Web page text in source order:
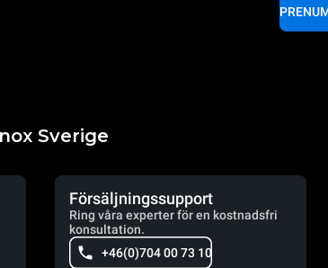
Sverige
Försäljningssupport
Ring våra experter för en kostnadsfri
konsultation.
+46(0)704 00 73 10